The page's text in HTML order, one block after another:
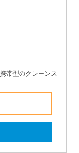
帯型のクレーンス